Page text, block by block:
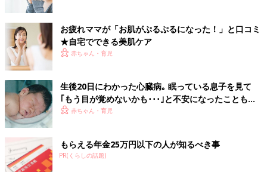
お疲れママが「お肌がぷるぷるになった！」と口コミ
★自宅でできる美肌ケア
赤ちゃん・育児
生後20日にわかった心臓病｡ 眠っている息子を見て
｢もう目が覚めないかも･･･｣と不安になったことも
【先天性心疾患】
赤ちゃん・育児
もらえる年金25万円以下の人が知るべき事
PR(くらしの話題)